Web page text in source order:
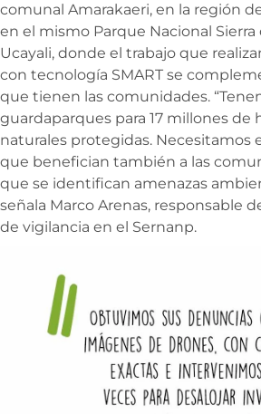
comunal Amarakaeri, en la región
en el mismo Parque Nacional Sierra
Ucayali, donde el trabajo que
con tecnología SMART se
que tienen las comunidades.
guardaparques para 17 millones de
naturales protegidas. Necesitamos
que benefician también a las
que se identifican amenazas
señala Marco Arenas, responsable
de vigilancia en el Sernanp.